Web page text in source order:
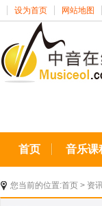
设为首页 网站地图
首页 音乐课
您当前的位置:首页 > 资